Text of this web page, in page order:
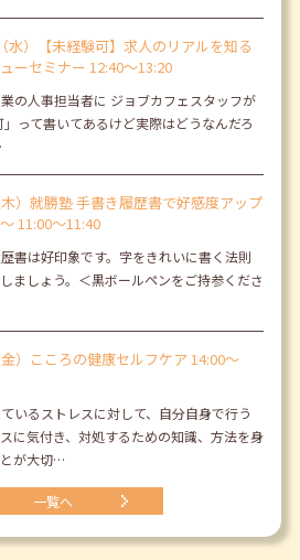
水）【未経験可】求人のリアルを知る
ーセミナー 12:40～13:20
の人事担当者に ジョブカフェスタッフが
って書いてあるけど実際はどうなんだろ
）就勝塾 手書き履歴書で好感度アップ
11:00～11:40
書は好印象です。字をきれいに書く法則
ましょう。＜黒ボールペンをご持参くださ
）こころの健康セルフケア 14:00～
いるストレスに対して、自分自身で行う
に気付き、対処するための知識、方法を身
が大切…
一覧へ